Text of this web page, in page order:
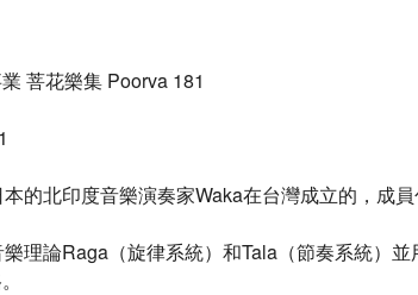
菩花樂集 Poorva 181
的北印度音樂演奏家Waka在台灣成立的，成
理論Raga（旋律系統）和Tala（節奏系統）